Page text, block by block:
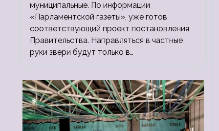
муниципальные. По информации
«Парламентской газеты», уже готов
соответствующий проект постановления
Правительства. Направляться в частные
руки звери будут только в…